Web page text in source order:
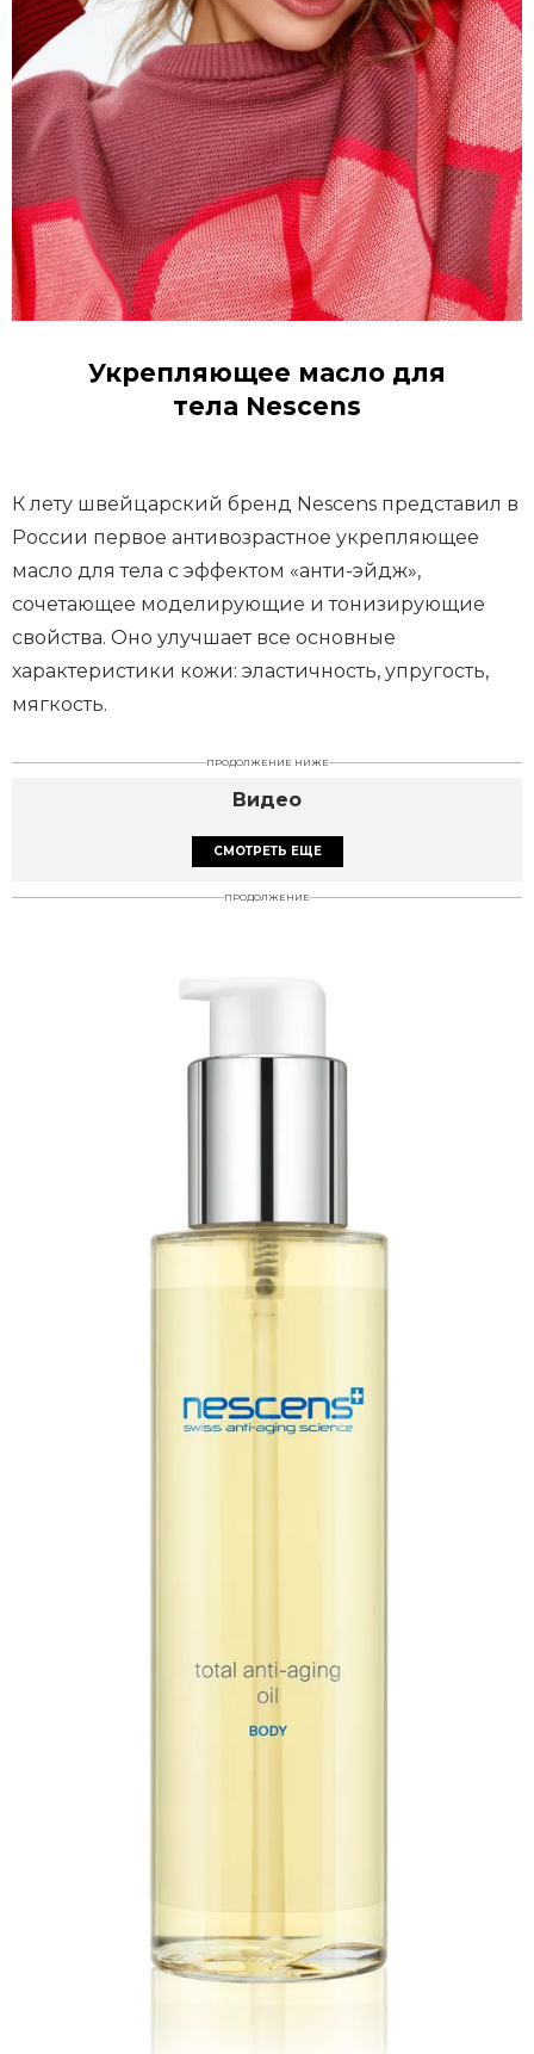
Укрепляющее масло для
тела Nescens
К лету швейцарский бренд Nescens представил в
России первое антивозрастное укрепляющее
масло для тела с эффектом «анти-эйдж»,
сочетающее моделирующие и тонизирующие
свойства. Оно улучшает все основные
характеристики кожи: эластичность, упругость,
мягкость.
ПРОДОЛЖЕНИЕ НИЖЕ
Видео
СМОТРЕТЬ ЕЩЕ
ПРОДОЛЖЕНИЕ